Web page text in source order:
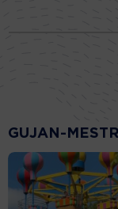
GUJAN-